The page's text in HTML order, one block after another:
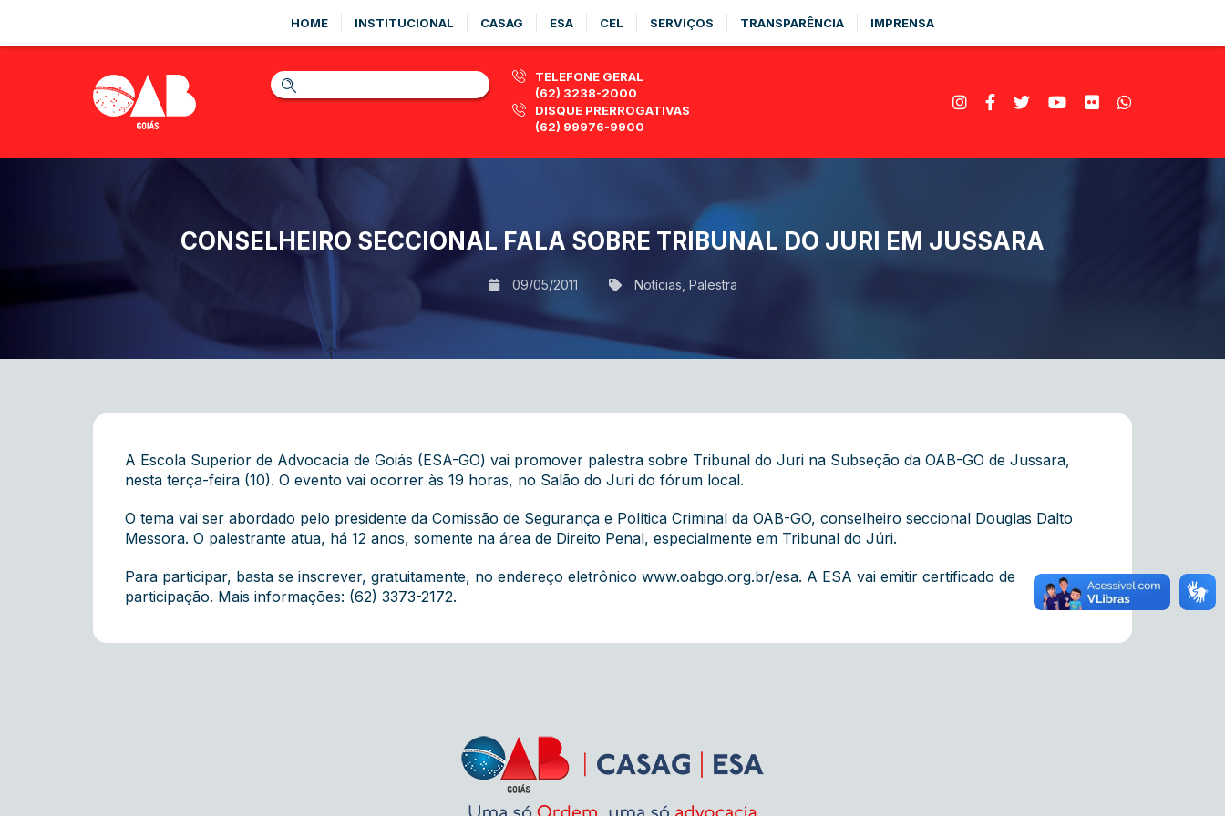
HOME INSTITUCIONAL CASAG ESA CEL SERVIÇOS TRANSPARÊNCIA IMPRENSA
TELEFONE GERAL
(62) 3238-2000
DISQUE PRERROGATIVAS
(62) 99976-9900
CONSELHEIRO SECCIONAL FALA SOBRE TRIBUNAL DO JURI EM JUSSARA
09/05/2011 Notícias Palestra
A Escola Superior de Advocacia de Goiás (ESA-GO) vai promover palestra sobre Tribunal do Juri na Subseção da OAB-GO de Jussara,
nesta terça-feira (10). O evento vai ocorrer às 19 horas, no Salão do Juri do fórum local.
O tema vai ser abordado pelo presidente da Comissão de Segurança e Política Criminal da OAB-GO, conselheiro seccional Douglas Dalto
Messora. O palestrante atua, há 12 anos, somente na área de Direito Penal, especialmente em Tribunal do Júri.
Para participar, basta se inscrever, gratuitamente, no endereço eletrônico www.oabgo.org.br/esa. A ESA vai emitir certificado de
participação. Mais informações: (62) 3373-2172.